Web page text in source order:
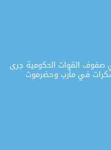
صفوف القوات الحكومية جرى
في مأرب وحضرموت